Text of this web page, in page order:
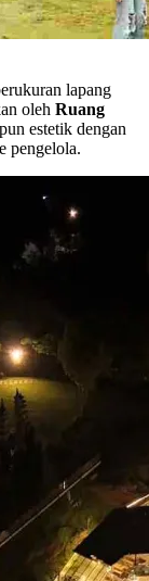
lapang
oleh Ruang
estetik dengan
pengelola.